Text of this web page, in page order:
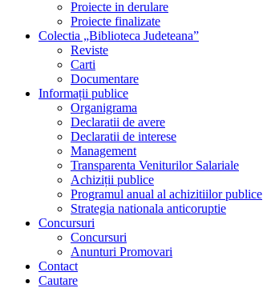
Proiecte in derulare
Proiecte finalizate
Colectia „Biblioteca Judeteana”
Reviste
Carti
Documentare
Informații publice
Organigrama
Declaratii de avere
Declaratii de interese
Management
Transparenta Veniturilor Salariale
Achiziții publice
Programul anual al achizitiilor publice
Strategia nationala anticoruptie
Concursuri
Concursuri
Anunturi Promovari
Contact
Cautare